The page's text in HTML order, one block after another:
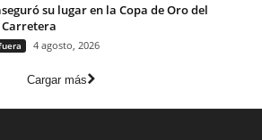
su lugar en la Copa de Oro del
4 agosto, 2026
Cargar más